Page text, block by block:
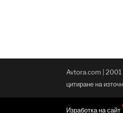
Avtora.com | 2001
цитиране на
Изработка на сайт